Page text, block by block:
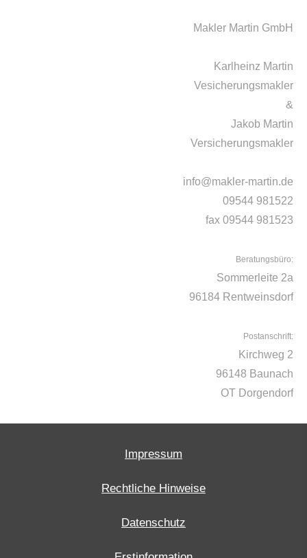
Makler Martin GmbH
Karlheinz Martin
Vesicherungsmakler
&
Jakob Martin
Versicherungsmakler
info@makler-martin.de
09544 981522
fax 09544 981523
Beratungsbüro:
Sommerleite 2a
96184 Rentweinsdorf
Postanschrift:
Kirchweg 2
96148 Baunach
OT Dorgendorf
Impressum
Rechtliche Hinweise
Datenschutz